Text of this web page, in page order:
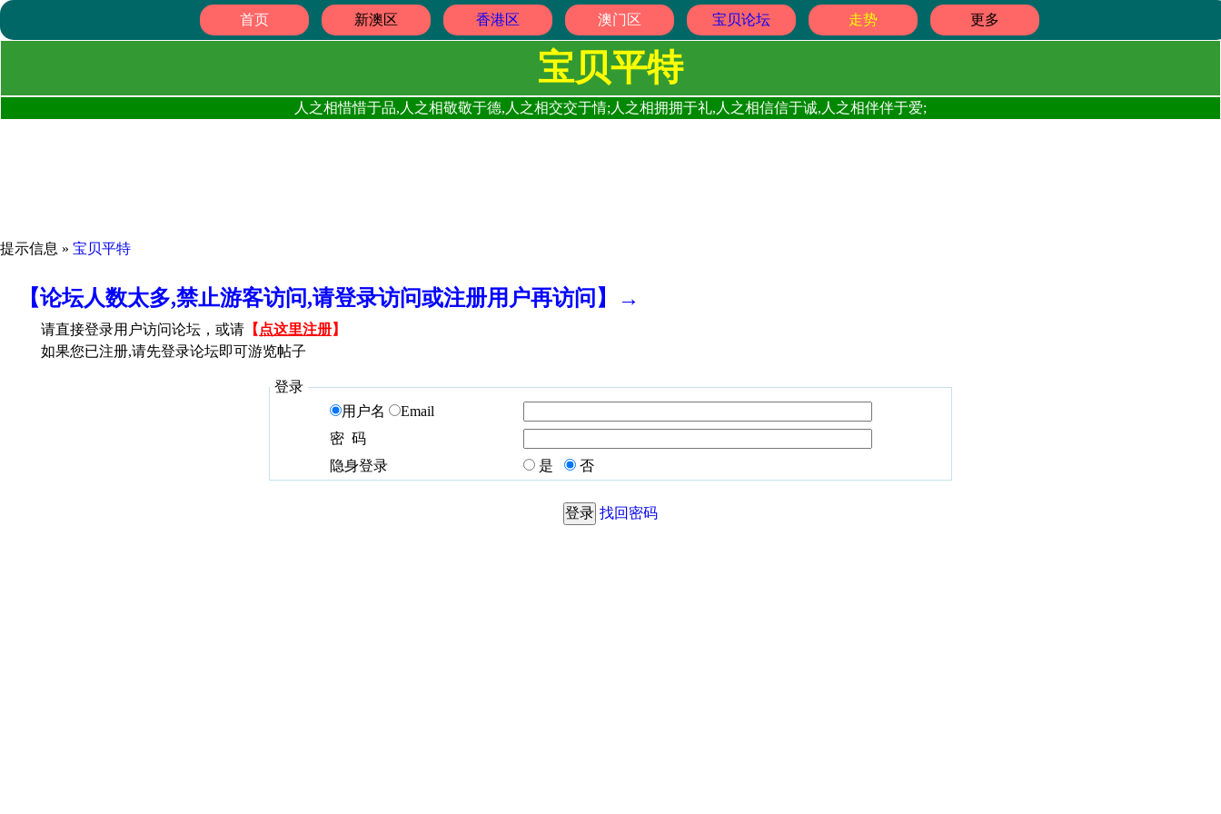
首页 新澳区 香港区 澳门区 宝贝论坛 走势 更多
宝贝平特
人之相惜惜于品,人之相敬敬于德,人之相交交于情;人之相拥拥于礼,人之相信信于诚,人之相伴伴于爱;
提示信息 » 宝贝平特
【论坛人数太多,禁止游客访问,请登录访问或注册用户再访问】→
请直接登录用户访问论坛，或请 【 点这里注册】
如果您已注册,请先登录论坛即可游览帖子
登录
用户名
Email
密 码
隐身登录
是 否
找回密码